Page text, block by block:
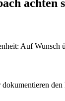
achten
Auf